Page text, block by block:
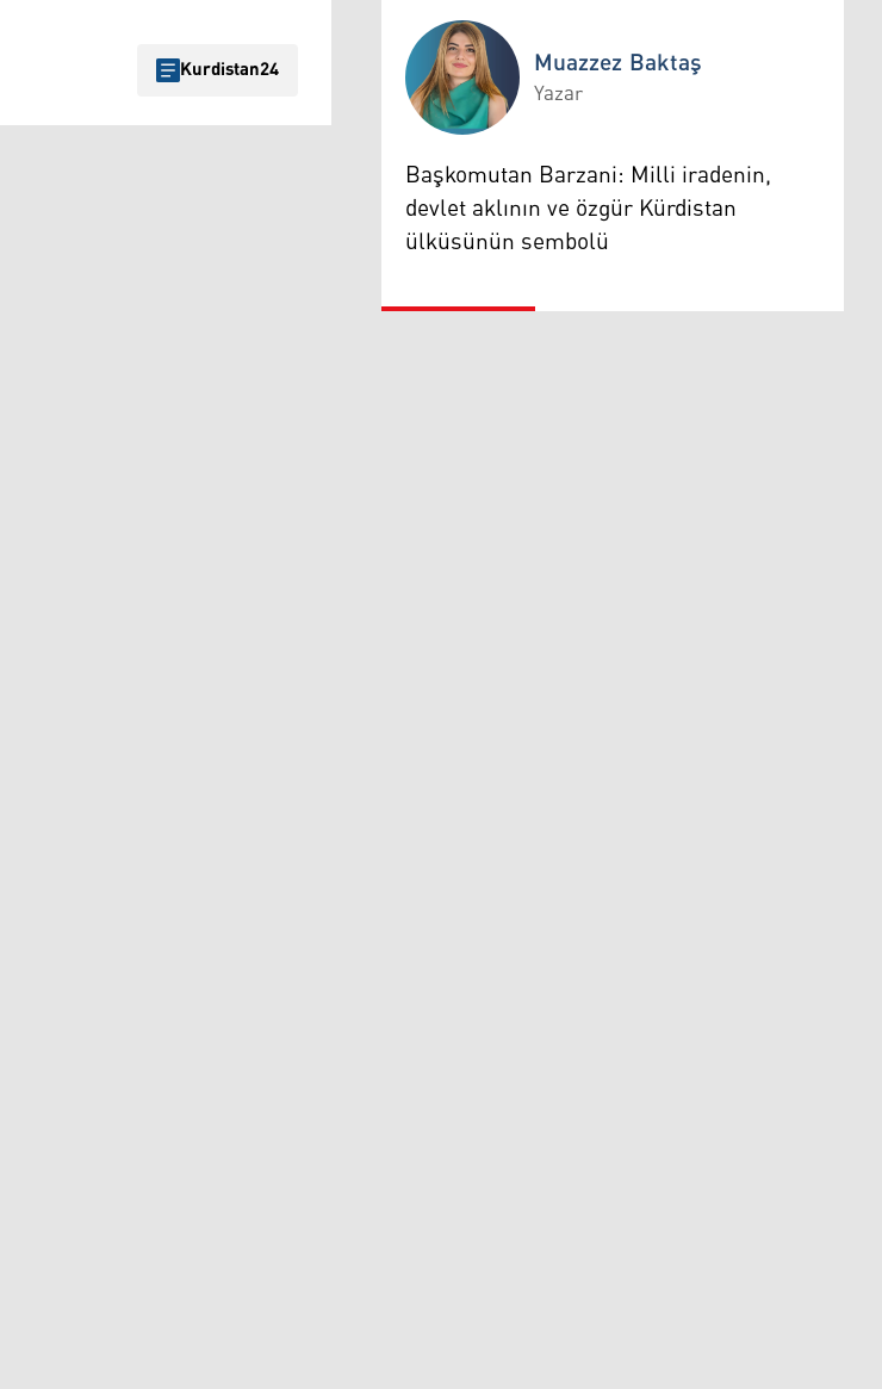
Kurdistan24
Muazzez Baktaş
Muazzez Baktaş
Yazar
Başkomutan Barzani: Milli iradenin,
devlet aklının ve özgür Kürdistan
ülküsünün sembolü